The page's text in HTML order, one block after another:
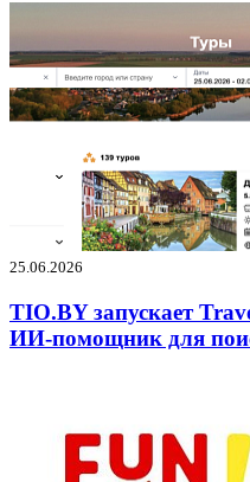
25.06.2026
TIO.BY запускает
ИИ-помощник для